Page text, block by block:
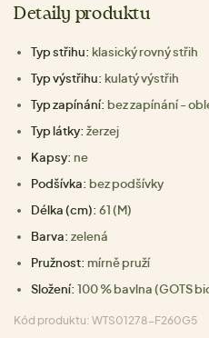
Detaily produktu
Typ střihu: klasický rovný střih
Typ výstřihu: kulatý výstřih
Typ zapínání: bez zapínání -
Typ látky: žerzej
Kapsy: ne
Podšívka: bez podšívky
Délka (cm): 61 (M)
Barva: zelená
Pružnost: mírně pruží
Složení: 100 % bavlna (GOTS
Kód produktu: WTS01278-F260G5